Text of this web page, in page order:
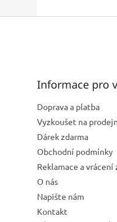
Informace pro
Doprava a platba
Vyzkoušet na
Dárek zdarma
Obchodní podmínky
Reklamace a vrácení
O nás
Napište nám
Kontakt